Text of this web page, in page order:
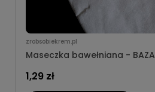
zrobsobiekrem.pl
Maseczka bawełniana - BAZA
1,29 zł